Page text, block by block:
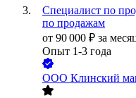
Специалист по
по продажам
от 90 000 ₽ за
Опыт 1-3 года
ООО Клинский